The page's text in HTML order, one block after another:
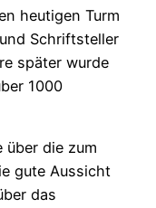
heutigen Turm
Schriftsteller
später wurde
1000
über die zum
gute Aussicht
das